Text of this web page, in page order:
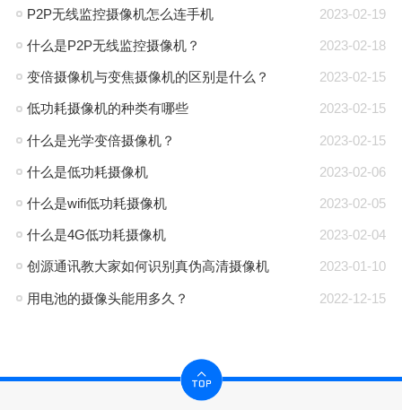
2023-02-19
P2P无线监控摄像机怎么连手机
2023-02-18
什么是P2P无线监控摄像机？
2023-02-15
变倍摄像机与变焦摄像机的区别是什么？
2023-02-15
低功耗摄像机的种类有哪些
2023-02-15
什么是光学变倍摄像机？
2023-02-06
什么是低功耗摄像机
2023-02-05
什么是wifi低功耗摄像机
2023-02-04
什么是4G低功耗摄像机
2023-01-10
创源通讯教大家如何识别真伪高清摄像机
2022-12-15
用电池的摄像头能用多久？